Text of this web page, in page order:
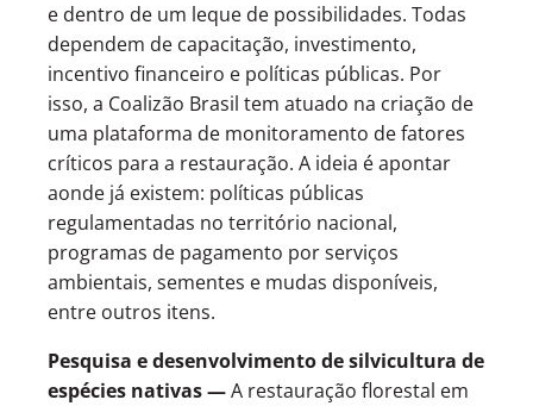
e dentro de um leque de possibilidades. Todas
dependem de capacitação, investimento,
incentivo financeiro e políticas públicas. Por
isso, a Coalizão Brasil tem atuado na criação de
uma plataforma de monitoramento de fatores
críticos para a restauração. A ideia é apontar
aonde já existem: políticas públicas
regulamentadas no território nacional,
programas de pagamento por serviços
ambientais, sementes e mudas disponíveis,
entre outros itens.
Pesquisa e desenvolvimento de silvicultura de
espécies nativas —A restauração florestal em